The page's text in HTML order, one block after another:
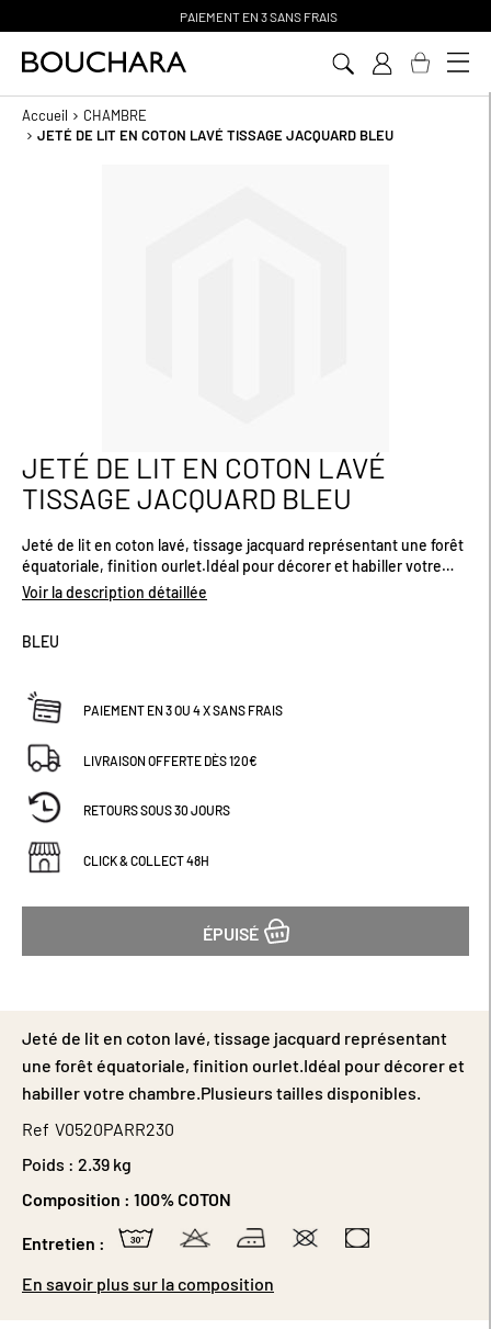
PAIEMENT EN 3 SANS FRAIS
Accueil
CHAMBRE
JETÉ DE LIT EN COTON LAVÉ TISSAGE JACQUARD BLEU
Passer
au
début
la
Galerie
d’images
JETÉ DE LIT EN COTON LAVÉ
TISSAGE JACQUARD BLEU
Jeté de lit en coton lavé, tissage jacquard représentant une forêt
équatoriale, finition ourlet.Idéal pour décorer et habiller votre
chambre.Plusieurs tailles disponibles.
Voir la description détaillée
BLEU
PAIEMENT EN 3 OU 4 X SANS FRAIS
LIVRAISON OFFERTE DÈS 120€
RETOURS SOUS 30 JOURS
CLICK & COLLECT 48H
ÉPUISÉ
Jeté de lit en coton lavé, tissage jacquard représentant
une forêt équatoriale, finition ourlet.Idéal pour décorer et
habiller votre chambre.Plusieurs tailles disponibles.
Ref V0520PARR230
Poids : 2.39 kg
Composition : 100% COTON
Entretien :
En savoir plus sur la composition